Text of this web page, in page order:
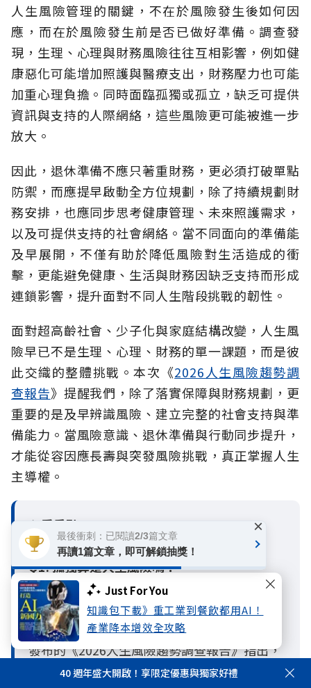
Just For You
知識包下載》重工業到餐飲都用AI！
產業降本增效全攻略
人生風險管理的關鍵，不在於風險發生後如何因
應，而在於風險發生前是否已做好準備。調查發
現，生理、心理與財務風險往往互相影響，例如健
康惡化可能增加照護與醫療支出，財務壓力也可能
加重心理負擔。同時面臨孤獨或孤立，缺乏可提供
資訊與支持的人際網絡，這些風險更可能被進一步
放大。
因此，退休準備不應只著重財務，更必須打破單點
防禦，而應提早啟動全方位規劃，除了持續規劃財
務安排，也應同步思考健康管理、未來照護需求，
以及可提供支持的社會網絡。當不同面向的準備能
及早展開，不僅有助於降低風險對生活造成的衝
擊，更能避免健康、生活與財務因缺乏支持而形成
連鎖影響，提升面對不同人生階段挑戰的韌性。
面對超高齡社會、少子化與家庭結構改變，人生風
險早已不是生理、心理、財務的單一課題，而是彼
此交織的整體挑戰。本次《2026人生風險趨勢調
查報告》提醒我們，除了落實保障與財務規劃，更
重要的是及早辨識風險、建立完整的社會支持與準
備能力。當風險意識、退休準備與行動同步提升，
才能從容因應長壽與突發風險挑戰，真正掌握人生
主導權。
必看重點Q&A
Q1. 孤獨算是人生風險嗎？
A1：算是。孤獨本身不一定是立即發生的風險
事件，但長期孤獨或缺乏社會支持，可能放大
身體、心理與財務風險。國泰人壽與《遠見》
發布的《2026人生風險趨勢調查報告》指出，
主觀孤獨與客觀孤立會影響個人的風險感知、
40 週年盛大開啟！享限定優惠與獨家好禮
最後衝刺：已閱讀2/3篇文章
再讀1篇文章，即可解鎖抽獎！
×